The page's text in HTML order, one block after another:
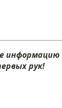
информацию
рук!